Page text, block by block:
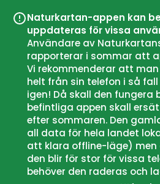
Naturkartan-appen kan
uppdateras för vissa
Användare av
rapporterar i sommar att
Vi rekommenderar att
helt från sin telefon i så
igen! Då skall den fungera
befintliga appen skall
efter sommaren. Den
all data för hela landet
att klara offline-läge)
den blir för stor för vissa
behöver den raderas och